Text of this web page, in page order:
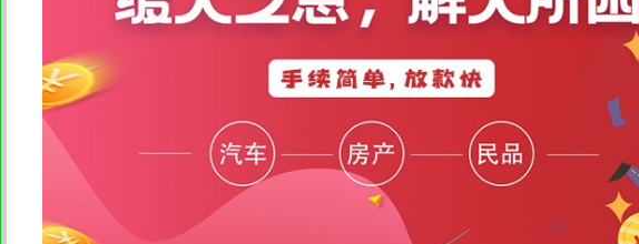
3.办理流程提交材料（营业执照、流水、抵押物证明） 银行审批（
保险公司核保 出具履约保证保险保单；
银行凭保单当日放款；放款后 30 天内办理抵押登记，保单自动失效
2. 企业贷款创新政策
（1）流水贷（纯信用，无需抵押）利率：2.35%-2.8%，单户最高
1-3 年。
准入：企业满 6 个月，近 6 个月对公流水≥100 万，无逾期，法人
（2）专精特新科技 / 外贸企业专项贷
99%的"包过"承诺，都是骗局。
我们近期接触了多位被中介坑过的客户，发现所有"包过"套路都有这几个共同特征
"包过"中介的六步骗局：